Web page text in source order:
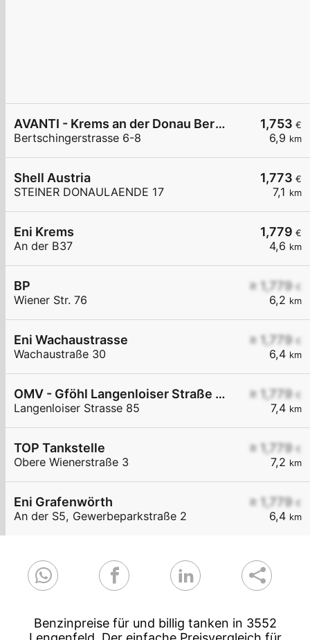
1,753 €
6,9 km
AVANTI - Krems an der Donau Bertschingerstraße 6-8
Bertschingerstrasse 6-8
1,773 €
7,1 km
Shell Austria
STEINER DONAULAENDE 17
1,779 €
4,6 km
Eni Krems
An der B37
≥ 1,779 €
6,2 km
BP
Wiener Str. 76
≥ 1,779 €
6,4 km
Eni Wachaustrasse
Wachaustraße 30
≥ 1,779 €
7,4 km
OMV - Gföhl Langenloiser Straße 85
Langenloiser Strasse 85
≥ 1,779 €
7,2 km
TOP Tankstelle
Obere Wienerstraße 3
≥ 1,779 €
6,4 km
Eni Grafenwörth
An der S5, Gewerbeparkstraße 2
Benzinpreise für und billig tanken in 3552